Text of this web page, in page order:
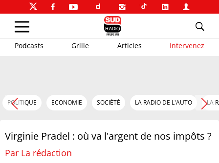
Podcasts Grille Articles Intervenez
POLITIQUE ECONOMIE SOCIÉTÉ LA RADIO DE L'AUTO LA
Virginie Pradel : où va l'argent de nos impôts ?
Par La rédaction